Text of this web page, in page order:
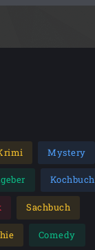
Mystery
Kochbuch
Sachbuch
Comedy